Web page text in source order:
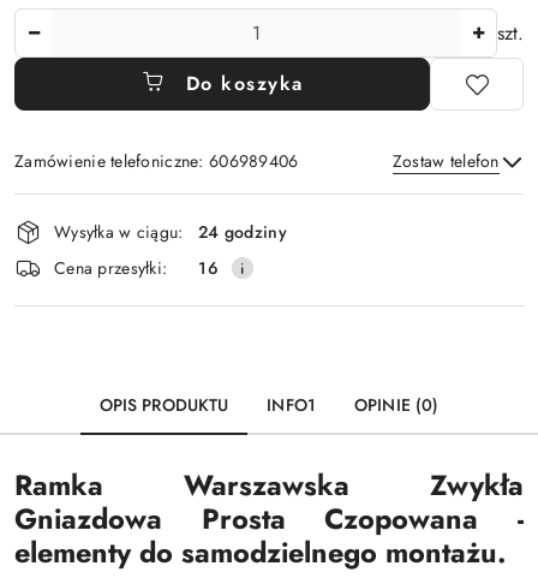
szt.
Do koszyka
Zamówienie telefoniczne: 606989406 Zostaw telefon
Wyślij
Dostępność
i
dostawa
Wysyłka w ciągu:
24 godziny
Cena przesyłki:
16
OPIS PRODUKTU INFO1 OPINIE (0)
Ramka Warszawska Zwykła
Gniazdowa Prosta Czopowana -
elementy do samodzielnego montażu.